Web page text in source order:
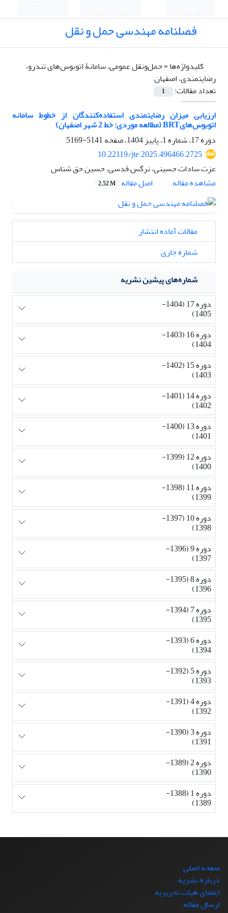
فصلنامه مهندسی حمل و نقل
کلیدواژه‌ها =حمل‌ونقل عمومی، سامانۀ اتوبوس‌های تندرو،
رضایتمندی، اصفهان
تعداد مقالات:
1
ارزیابی میزان رضایتمندی استفاده‌کنندگان از خطوط سامانه
اتوبوس‌هایBRT (مطالعه موردی: خط 2 شهر اصفهان)
دوره 17، شماره 1، پاییز 1404، صفحه
5141-5169
10.22119/jte.2025.496466.2725
عزت سادات حسینی، نرگس قدسی، حسین حق شناس
مشاهده مقاله
اصل مقاله 2.52 M
مقالات آماده انتشار
شماره جاری
شماره‌های پیشین نشریه
دوره 17 (1404-
1405)
دوره 16 (1403-
1404)
دوره 15 (1402-
1403)
دوره 14 (1401-
1402)
دوره 13 (1400-
1401)
دوره 12 (1399-
1400)
دوره 11 (1398-
1399)
دوره 10 (1397-
1398)
دوره 9 (1396-
1397)
دوره 8 (1395-
1396)
دوره 7 (1394-
1395)
دوره 6 (1393-
1394)
دوره 5 (1392-
1393)
دوره 4 (1391-
1392)
دوره 3 (1390-
1391)
دوره 2 (1389-
1390)
دوره 1 (1388-
1389)
صفحه اصلی
درباره نشریه
اعضای هیات تحریریه
ارسال مقاله